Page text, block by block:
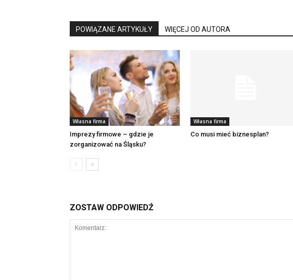
POWIĄZANE ARTYKUŁY WIĘCEJ OD AUTORA
Własna firma
Imprezy firmowe – gdzie je
zorganizować na Śląsku?
Własna firma
Co musi mieć biznesplan?
ZOSTAW ODPOWIEDŹ